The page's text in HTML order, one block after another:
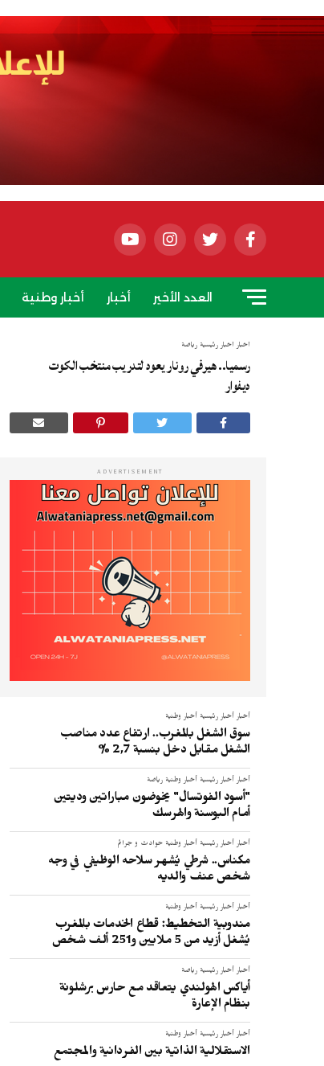
العدد الأخير أخبار أخبار وطنية
أخبار أخبار رئيسية رياضة
رسميا.. هيرفي رونار يعود لتدريب منتخب الكوت
ديفوار
ADVERTISEMENT
أخبار أخبار رئيسية أخبار وطنية
سوق الشغل بالمغرب.. ارتفاع عدد مناصب
الشغل مقابل دخل بنسبة 2,7 %
أخبار أخبار رئيسية أخبار وطنية رياضة
"أسود الفوتسال" يخوضون مباراتين وديتين
أمام البوسنة والهرسك
أخبار أخبار رئيسية أخبار وطنية حوادث و جرائم
مكناس.. شرطي يُشهر سلاحه الوظيفي في وجه
شخص عنف والديه
أخبار أخبار رئيسية أخبار وطنية
مندوبية التخطيط: قطاع الخدمات بالمغرب
يُشغل أزيد من 5 ملايين و251 ألف شخص
أخبار أخبار رئيسية رياضة
أياكس الهولندي يتعاقد مع حارس برشلونة
بنظام الإعارة
أخبار أخبار رئيسية أخبار وطنية
الاستقلالية الذاتية بين الفردانية والمجتمع